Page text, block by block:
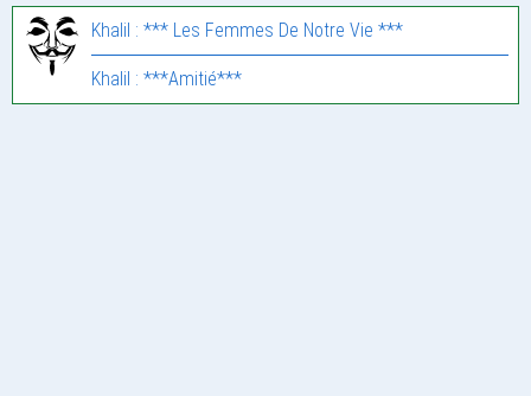
Khalil : *** Les Femmes De Notre Vie ***
Khalil : ***Amitié***